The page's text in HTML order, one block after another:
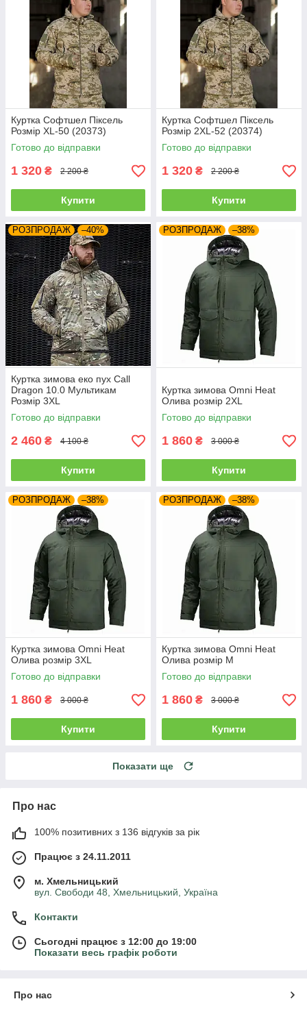
Куртка Софтшел Піксель
Розмір XL-50 (20373)
Готово до відправки
1 320 ₴ 2 200 ₴
Купити
Куртка Софтшел Піксель
Розмір 2XL-52 (20374)
Готово до відправки
1 320 ₴ 2 200 ₴
Купити
РОЗПРОДАЖ –40%
Куртка зимова еко пух Call
Dragon 10.0 Мультикам
Розмір 3XL
Готово до відправки
2 460 ₴ 4 100 ₴
Купити
РОЗПРОДАЖ –38%
Куртка зимова Omni Heat
Олива розмір 2XL
Готово до відправки
1 860 ₴ 3 000 ₴
Купити
РОЗПРОДАЖ –38%
Куртка зимова Omni Heat
Олива розмір 3XL
Готово до відправки
1 860 ₴ 3 000 ₴
Купити
РОЗПРОДАЖ –38%
Куртка зимова Omni Heat
Олива розмір M
Готово до відправки
1 860 ₴ 3 000 ₴
Купити
Показати ще
Про нас
100% позитивних з 136 відгуків за рік
Працює з 24.11.2011
м. Хмельницький
вул. Свободи 48, Хмельницький, Україна
Контакти
Сьогодні працює з 12:00 до 19:00
Показати весь графік роботи
Про нас